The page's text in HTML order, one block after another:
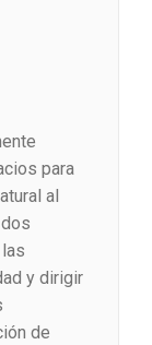
para
al
y dirigir
de